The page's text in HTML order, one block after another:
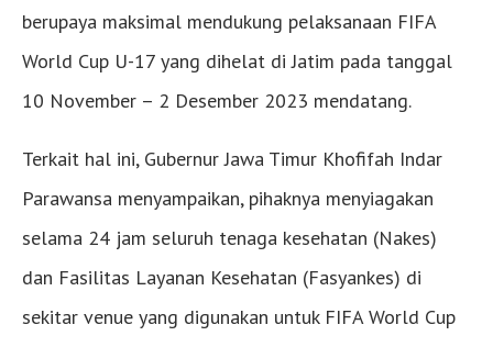
berupaya maksimal mendukung pelaksanaan FIFA
World Cup U-17 yang dihelat di Jatim pada tanggal
10 November – 2 Desember 2023 mendatang.
Terkait hal ini, Gubernur Jawa Timur Khofifah Indar
Parawansa menyampaikan, pihaknya menyiagakan
selama 24 jam seluruh tenaga kesehatan (Nakes)
dan Fasilitas Layanan Kesehatan (Fasyankes) di
sekitar venue yang digunakan untuk FIFA World Cup